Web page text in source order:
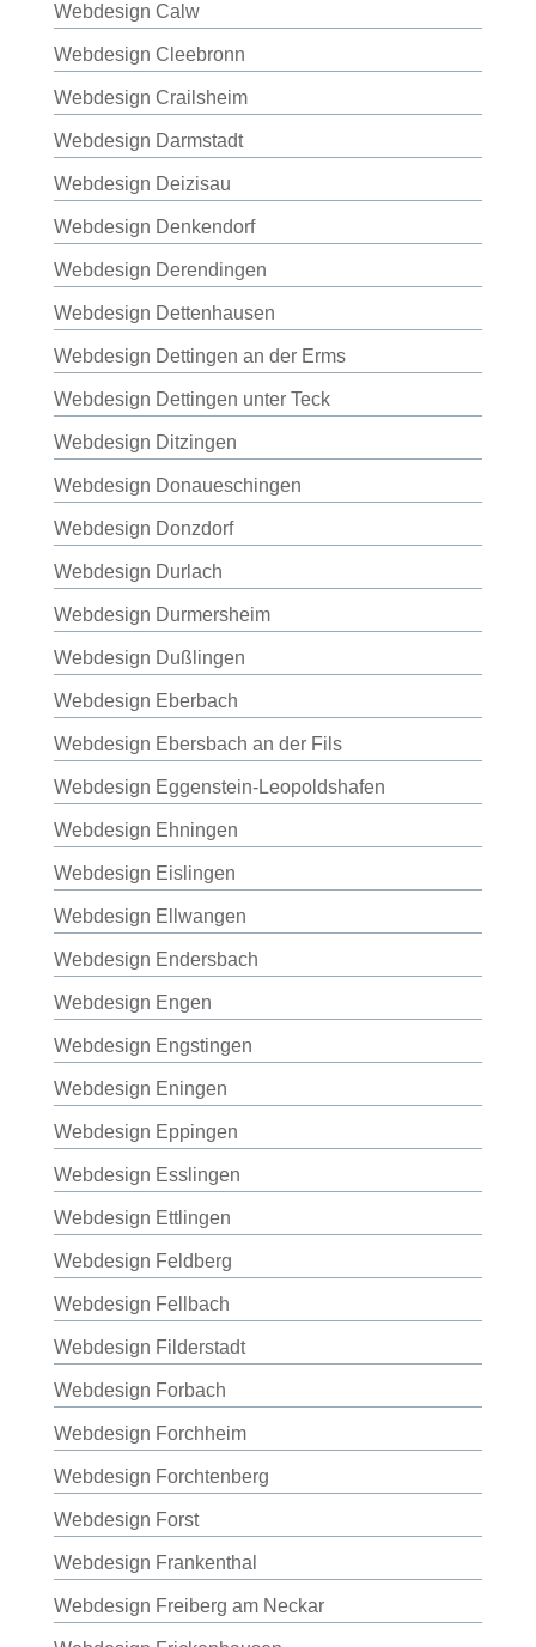
Webdesign Calw
Webdesign Cleebronn
Webdesign Crailsheim
Webdesign Darmstadt
Webdesign Deizisau
Webdesign Denkendorf
Webdesign Derendingen
Webdesign Dettenhausen
Webdesign Dettingen an der Erms
Webdesign Dettingen unter Teck
Webdesign Ditzingen
Webdesign Donaueschingen
Webdesign Donzdorf
Webdesign Durlach
Webdesign Durmersheim
Webdesign Dußlingen
Webdesign Eberbach
Webdesign Ebersbach an der Fils
Webdesign Eggenstein-Leopoldshafen
Webdesign Ehningen
Webdesign Eislingen
Webdesign Ellwangen
Webdesign Endersbach
Webdesign Engen
Webdesign Engstingen
Webdesign Eningen
Webdesign Eppingen
Webdesign Esslingen
Webdesign Ettlingen
Webdesign Feldberg
Webdesign Fellbach
Webdesign Filderstadt
Webdesign Forbach
Webdesign Forchheim
Webdesign Forchtenberg
Webdesign Forst
Webdesign Frankenthal
Webdesign Freiberg am Neckar